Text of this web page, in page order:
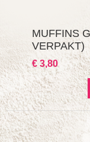
MUFFINS
VERPAKT)
€ 3,80